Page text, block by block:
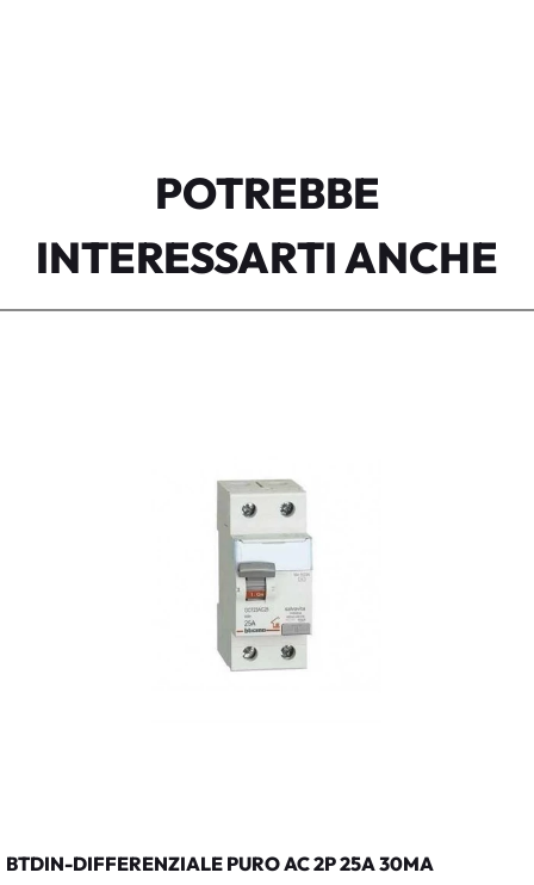
POTREBBE
INTERESSARTI ANCHE
BTDIN-DIFFERENZIALE PURO AC 2P 25A 30MA